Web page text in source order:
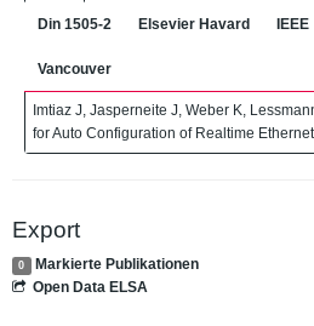
Din 1505-2 Elsevier Havard IEEE
Vancouver
Imtiaz J, Jasperneite J, Weber K,
for Auto Configuration of Realtime
Export
0
Markierte Publikationen
Open Data ELSA